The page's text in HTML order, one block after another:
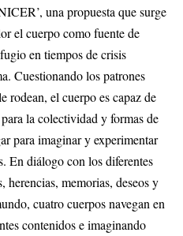
una propuesta que surge
el cuerpo como fuente de
en tiempos de crisis
Cuestionando los patrones
rodean, el cuerpo es capaz de
la colectividad y formas de
para imaginar y experimentar
En diálogo con los diferentes
herencias, memorias, deseos y
cuatro cuerpos navegan en
contenidos e imaginando